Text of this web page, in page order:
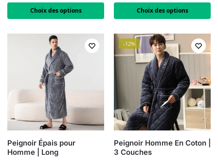
Choix des options Choix des options
Peignoir Épais pour
Homme | Long
-12%
Peignoir Homme En Coton |
3 Couches